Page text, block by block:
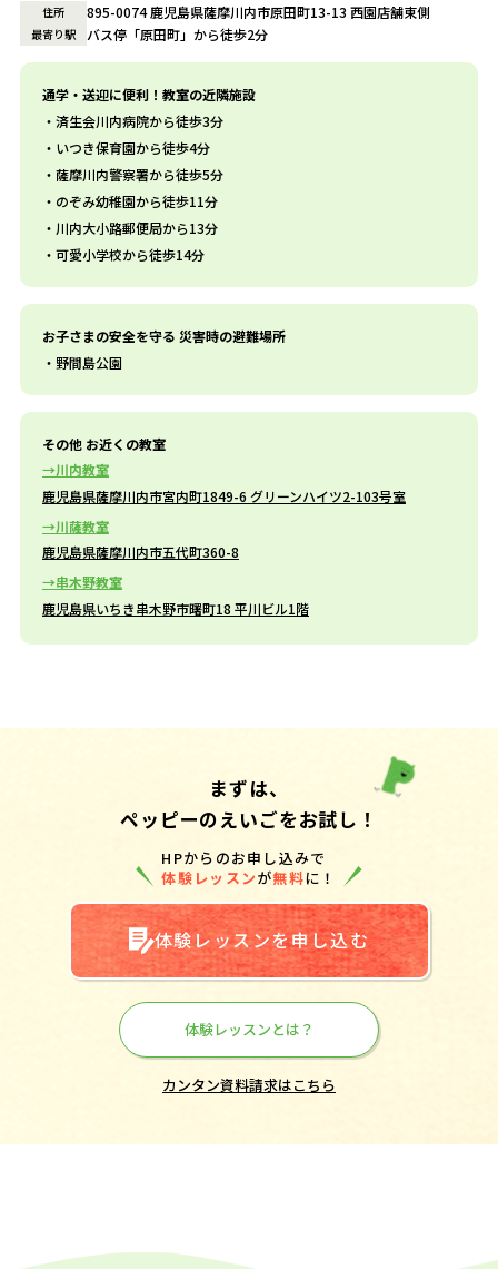
住所 895-0074 鹿児島県薩摩川内市原田町13-13 西園店舗東側
最寄り駅 バス停「原田町」から徒歩2分
通学・送迎に便利！教室の近隣施設
済生会川内病院から徒歩3分
いつき保育園から徒歩4分
薩摩川内警察署から徒歩5分
のぞみ幼稚園から徒歩11分
川内大小路郵便局から13分
可愛小学校から徒歩14分
お子さまの安全を守る 災害時の避難場所
野間島公園
その他 お近くの教室
川内教室
鹿児島県薩摩川内市宮内町1849-6 グリーンハイツ2-103号室
川薩教室
鹿児島県薩摩川内市五代町360-8
串木野教室
鹿児島県いちき串木野市曙町18 平川ビル1階
まずは、
ペッピーのえいごをお試し！
HPからのお申し込みで
体験レッスンが無料に！
体験レッスンを申し込む
体験レッスンとは？
カンタン資料請求はこちら